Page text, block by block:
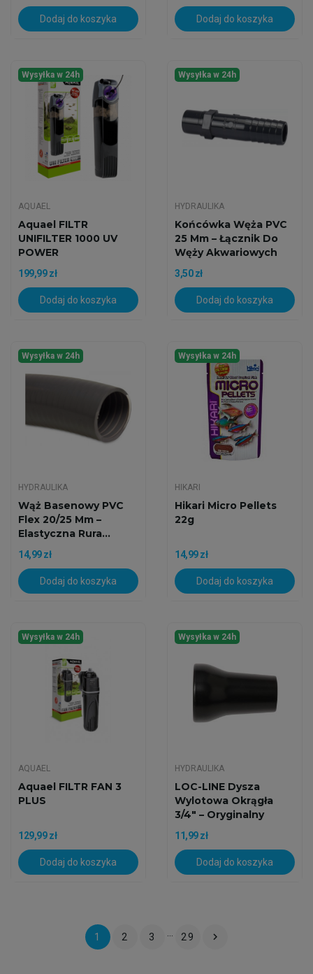
Dodaj do koszyka Dodaj do koszyka
Wysyłka w 24h
AQUAEL
Aquael FILTR
UNIFILTER 1000 UV
POWER
199,99 zł
Dodaj do koszyka
Wysyłka w 24h
HYDRAULIKA
Końcówka Węża PVC
25 Mm – Łącznik Do
Węży Akwariowych
3,50 zł
Dodaj do koszyka
Wysyłka w 24h
HYDRAULIKA
Wąż Basenowy PVC
Flex 20/25 Mm –
Elastyczna Rura...
14,99 zł
Dodaj do koszyka
Wysyłka w 24h
HIKARI
Hikari Micro Pellets
22g
14,99 zł
Dodaj do koszyka
Wysyłka w 24h
AQUAEL
Aquael FILTR FAN 3
PLUS
129,99 zł
Dodaj do koszyka
Wysyłka w 24h
HYDRAULIKA
LOC-LINE Dysza
Wylotowa Okrągła
3/4" – Oryginalny
Element...
11,99 zł
Dodaj do koszyka
1 2 3 29 